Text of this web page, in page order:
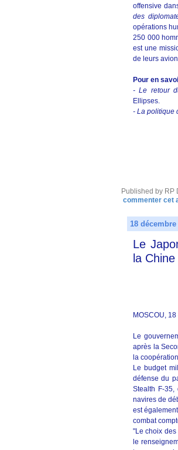
offensive
des
opérations
250 000
est une
de leurs
Pour en
- Le retour
Ellipses.
- La politique
Published by RP
commenter cet
18 décembre
Le
la Chine
MOSCOU,
Le
après la
la
Le budget
défense du
Stealth F-35,
navires de
est
combat
"Le choix
le